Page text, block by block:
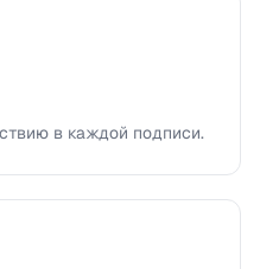
в каждой подписи.